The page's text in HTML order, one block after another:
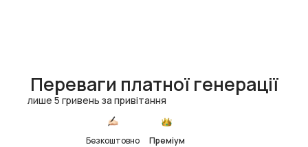
Переваги платної генерації
лише 5 гривень за привітання
Безкоштовно Преміум